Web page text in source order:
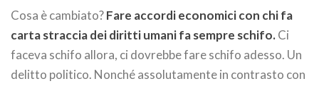
Cosa è cambiato?Fare accordi economici con chi fa
carta straccia dei diritti umani fa sempre schifo.Ci
faceva schifo allora, ci dovrebbe fare schifo adesso. Un
delitto politico. Nonché assolutamente in contrasto con